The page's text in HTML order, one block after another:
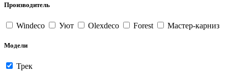
Производитель
Windeco Уют Olexdeco Forest Мастер-карниз
Модели
Трек